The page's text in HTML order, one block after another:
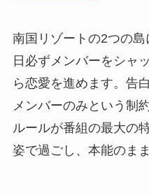
南国リゾートの2つの
日必ずメンバーをシャ
ら恋愛を進めます。告
メンバーのみという制
ルールが番組の最大の
姿で過ごし、本能のま